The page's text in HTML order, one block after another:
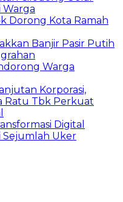
Warga
Dorong Kota Ramah
Banjir Pasir Putih
Warga
Korporasi,
Ratu Tbk Perkuat
Digital
Sejumlah Uker